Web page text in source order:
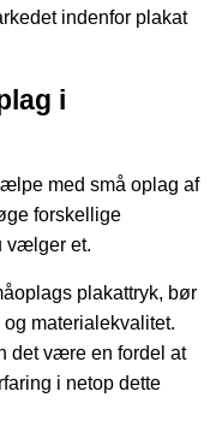
indenfor plakat
i
med små oplag af
forskellige
vælger et.
plakattryk, bør
materialekvalitet.
det være en fordel at
i netop dette